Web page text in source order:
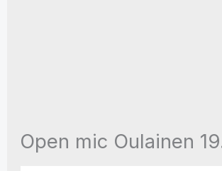
Open mic Oulainen